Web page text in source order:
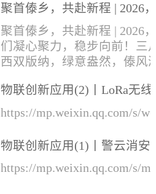
聚首傣乡，共赴新程 | 2026
们凝心聚力，稳步向前！
聚首傣乡，共赴新程 | 2026
们凝心聚力，稳步向前！三
西双版纳，绿意盎然，傣风
风中肆意绽放。丛文&华际
成员奔赴这片雨林热土，开
一场集年会盛典、团建游玩
业培训于一体的专属旅程！
才，展宏图，盛宴锚定前行
向本次旅程的开篇，便迎来
物联创新应用(2)丨LoRa无线
知的综合解决方案
https://mp.weixin.qq.com/s/
物联创新应用(1)丨警云消安
一体预警解决方案
https://mp.weixin.qq.com/s/